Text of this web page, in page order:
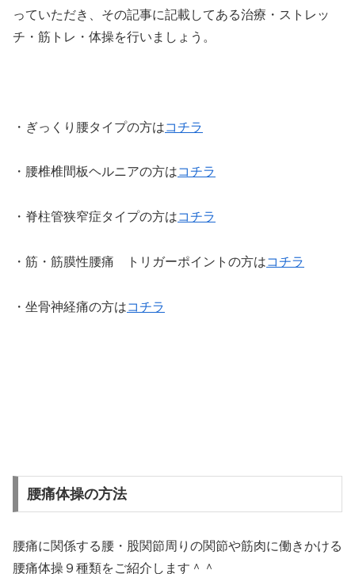
っていただき、その記事に記載してある治療・ストレッ
チ・筋トレ・体操を行いましょう。
・ぎっくり腰タイプの方はコチラ
・腰椎椎間板ヘルニアの方はコチラ
・脊柱管狭窄症タイプの方はコチラ
・筋・筋膜性腰痛 トリガーポイントの方はコチラ
・坐骨神経痛の方はコチラ
腰痛体操の方法
腰痛に関係する腰・股関節周りの関節や筋肉に働きかける
腰痛体操９種類をご紹介します＾＾